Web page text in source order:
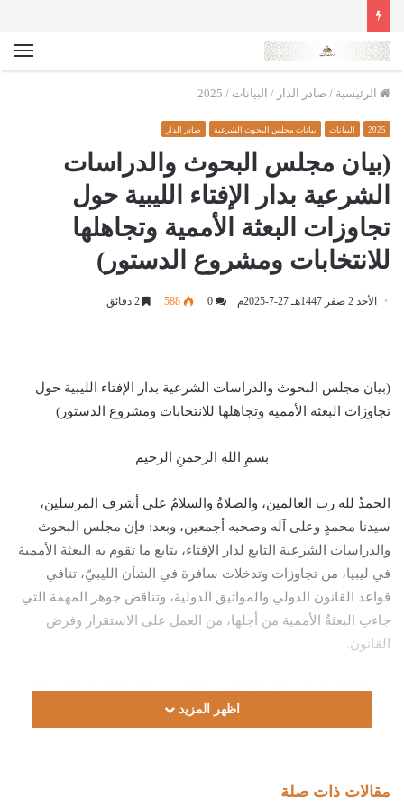
الرئيسية / صادر الدار / البيانات /
2025
2025 البيانات بيانات مجلس البحوث الشرعية صادر الدار
(بيان مجلس البحوث والدراسات
الشرعية بدار الإفتاء الليبية حول
تجاوزات البعثة الأممية وتجاهلها
للانتخابات ومشروع الدستور)
الأحد 2 صفر 1447هـ 27-7-2025م 0
588
(بيان مجلس البحوث والدراسات الشرعية بدار الإفتاء الليبية حول
تجاوزات البعثة الأممية وتجاهلها للانتخابات ومشروع الدستور)
بسمِ اللهِ الرحمنِ الرحيم
الحمدُ لله رب العالمين، والصلاةُ والسلامُ على أشرف المرسلين،
سيدنا محمدٍ وعلى آله وصحبه أجمعين، وبعد: فإن مجلس البحوث
والدراسات الشرعية التابع لدار الإفتاء، يتابع ما تقوم به البعثة الأممية
في ليبيا، من تجاوزات وتدخلات سافرة في الشأن الليبيّ، تنافي
قواعد القانون الدولي والمواثيق الدولية، وتناقض جوهر المهمة التي
جاءتِ البعثةُ الأممية من أجلها، من العمل على الاستقرار وفرض
القانون.
من تلك التجاوزات: إعراضُ البعثة عمّا قررته الهيئة الوطنية لصياغة
الدستورِ، حيث رفضت دعم المسار الدستوريّ الصحيح، واعترضت
منهجياتٍ انتقائيةٍ استثنائيةٍ، لا تخضع لأي رقابة ليبية؛ سياسيةٍ أو
اظهر المزيد
مقالات ذات صلة